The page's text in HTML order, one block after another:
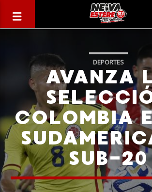
CANCIÓN ACTUAL
DEPORTES
AVANZA
COLOMBIA
SUB-20